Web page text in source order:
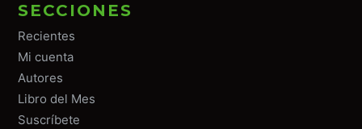
SECCIONES
Recientes
Mi cuenta
Autores
Libro del Mes
Suscríbete